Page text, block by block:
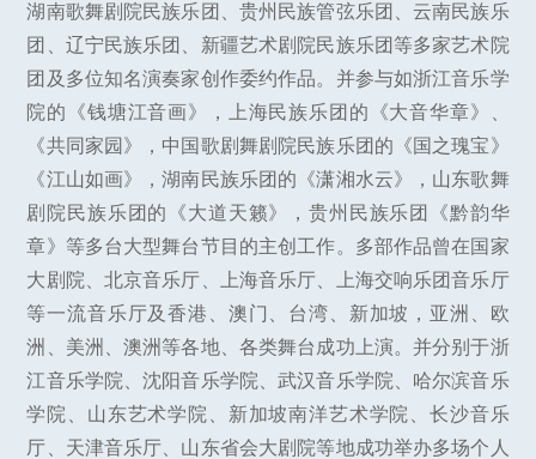
湖南歌舞剧院民族乐团、贵州民族管弦乐团、云南民族乐
团、辽宁民族乐团、新疆艺术剧院民族乐团等多家艺术院
团及多位知名演奏家创作委约作品。并参与如浙江音乐学
院的《钱塘江音画》，上海民族乐团的《大音华章》、
《共同家园》，中国歌剧舞剧院民族乐团的《国之瑰宝》
《江山如画》，湖南民族乐团的《潇湘水云》，山东歌舞
剧院民族乐团的《大道天籁》，贵州民族乐团《黔韵华
章》等多台大型舞台节目的主创工作。多部作品曾在国家
大剧院、北京音乐厅、上海音乐厅、上海交响乐团音乐厅
等一流音乐厅及香港、澳门、台湾、新加坡，亚洲、欧
洲、美洲、澳洲等各地、各类舞台成功上演。并分别于浙
江音乐学院、沈阳音乐学院、武汉音乐学院、哈尔滨音乐
学院、山东艺术学院、新加坡南洋艺术学院、长沙音乐
厅、天津音乐厅、山东省会大剧院等地成功举办多场个人